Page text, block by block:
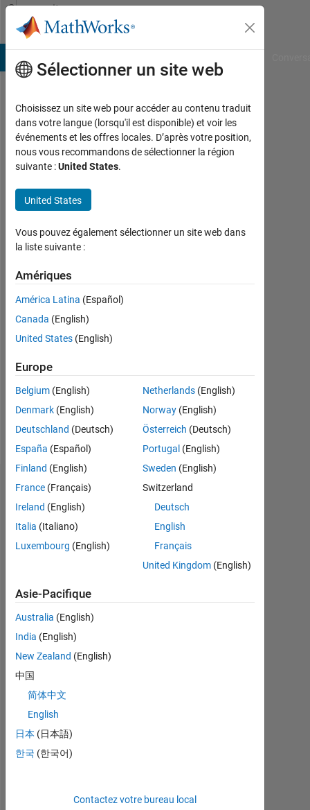
Passer au contenu
Community
Profile
Vivienne
Reiner
Last
plus
de 2
y a
Actif
depuis
2023
0
Following:
0
Follow
Tableau de bord
Statistiques
Cody
CONTRIBUTIONS L
0
1
2
Sélectionner un site web
Choisissez un site web pour accéder au contenu traduit
dans votre langue (lorsqu'il est disponible) et voir les
événements et les offres locales. D’après votre position,
nous vous recommandons de sélectionner la région
suivante :United States.
United States
Vous pouvez également sélectionner un site web dans
la liste suivante :
Amériques
América Latina (Español)
Canada (English)
United States (English)
Europe
Belgium (English)
Denmark (English)
Deutschland (Deutsch)
España (Español)
Finland (English)
France (Français)
Ireland (English)
Italia (Italiano)
Luxembourg (English)
Netherlands(English)
Norway(English)
Österreich (Deutsch)
Portugal (English)
Sweden (English)
Switzerland
Deutsch
English
Français
United Kingdom(English)
Asie-Pacifique
Australia (English)
India (English)
New Zealand (English)
中国
简体中文
English
日本 (日本語)
한국 (한국어)
Contactez votre bureau local